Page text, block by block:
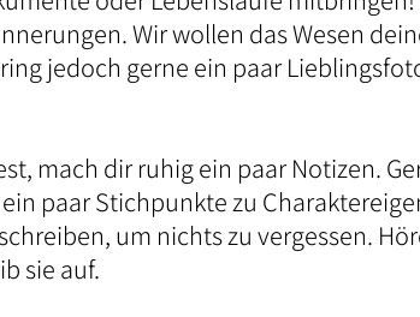
Wir wollen das Wesen
jedoch gerne ein paar
mach dir ruhig ein paar Notizen.
paar Stichpunkte zu
um nichts zu vergessen.
sie auf.